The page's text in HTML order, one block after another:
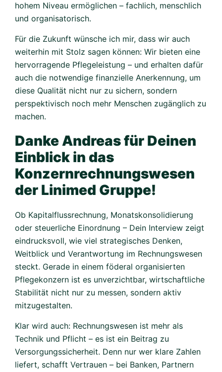
hohem Niveau ermöglichen – fachlich, menschlich
und organisatorisch.
Für die Zukunft wünsche ich mir, dass wir auch
weiterhin mit Stolz sagen können: Wir bieten eine
hervorragende Pflegeleistung – und erhalten dafür
auch die notwendige finanzielle Anerkennung, um
diese Qualität nicht nur zu sichern, sondern
perspektivisch noch mehr Menschen zugänglich zu
machen.
Danke Andreas für Deinen
Einblick in das
Konzernrechnungswesen
der Linimed Gruppe!
Ob Kapitalflussrechnung, Monatskonsolidierung
oder steuerliche Einordnung – Dein Interview zeigt
eindrucksvoll, wie viel strategisches Denken,
Weitblick und Verantwortung im Rechnungswesen
steckt. Gerade in einem föderal organisierten
Pflegekonzern ist es unverzichtbar, wirtschaftliche
Stabilität nicht nur zu messen, sondern aktiv
mitzugestalten.
Klar wird auch: Rechnungswesen ist mehr als
Technik und Pflicht – es ist ein Beitrag zu
Versorgungssicherheit. Denn nur wer klare Zahlen
liefert, schafft Vertrauen – bei Banken, Partnern